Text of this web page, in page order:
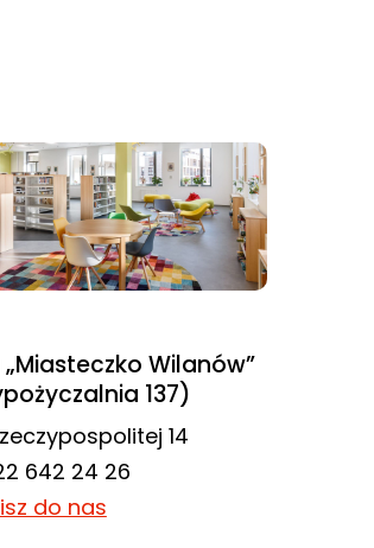
„Miasteczko Wilanów”
137)
14
642 24 26
do nas